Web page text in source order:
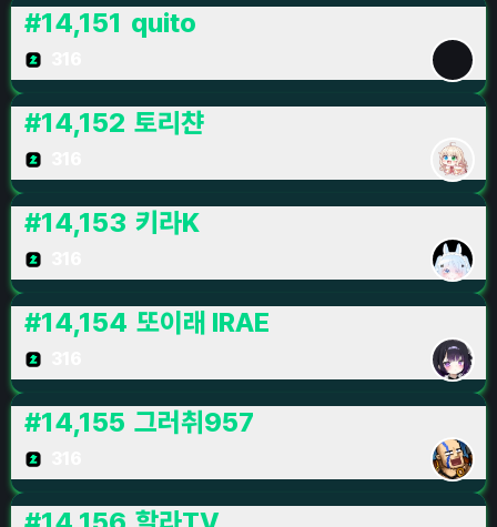
#14,151 quito
#14,152 토리챤
#14,153 키라K
#14,154 또이래 IRAE
#14,155 그러취957